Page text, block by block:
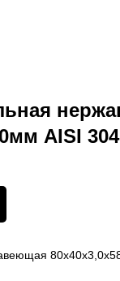
AISI 304